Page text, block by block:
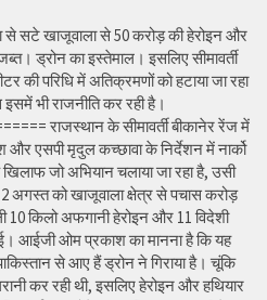
से सटे खाजूवाला से 50 करोड़ की हेरोइन और
ड्रोन का इस्तेमाल। इसलिए सीमावर्ती
की परिधि में अतिक्रमणों को हटाया जा रहा
भी राजनीति कर रही है।
राजस्थान के सीमावर्ती बीकानेर रेंज में
एसपी मृदुल कच्छावा के निर्देशन में नार्को
जो अभियान चलाया जा रहा है, उसी
2 अगस्त को खाजूवाला क्षेत्र से पचास करोड़
10 किलो अफगानी हेरोइन और 11 विदेशी
आईजी ओम प्रकाश का मानना है कि यह
से आए हैं ड्रोन ने गिराया है। चूंकि
कर रही थी, इसलिए हेरोइन और हथियार